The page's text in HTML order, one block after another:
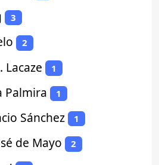
3
2
Lacaze 1
Palmira 1
Sánchez 1
de Mayo 2